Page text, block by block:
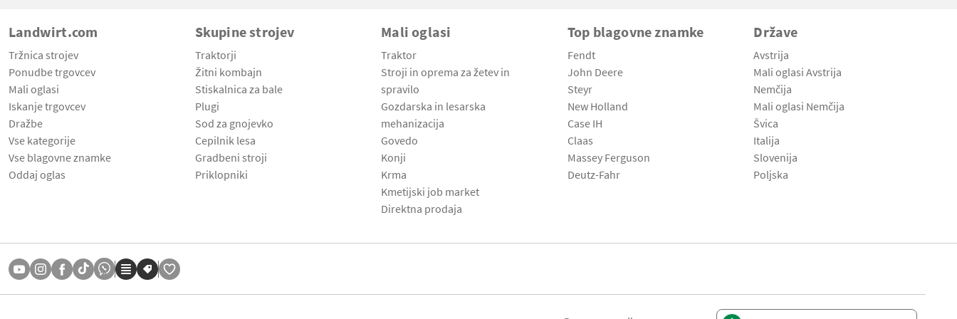
Landwirt.com
Tržnica strojev
Ponudbe trgovcev
Mali oglasi
Iskanje trgovcev
Dražbe
Vse kategorije
Vse blagovne znamke
Oddaj oglas
Skupine strojev
Traktorji
Žitni kombajn
Stiskalnica za bale
Plugi
Sod za gnojevko
Cepilnik lesa
Gradbeni stroji
Priklopniki
Mali oglasi
Traktor
Stroji in oprema za žetev in
spravilo
Gozdarska in lesarska
mehanizacija
Govedo
Konji
Krma
Kmetijski job market
Direktna prodaja
Top blagovne znamke
Fendt
John Deere
Steyr
New Holland
Case IH
Claas
Massey Ferguson
Deutz-Fahr
Države
Avstrija
Mali oglasi Avstrija
Nemčija
Mali oglasi Nemčija
Švica
Italija
Slovenija
Poljska